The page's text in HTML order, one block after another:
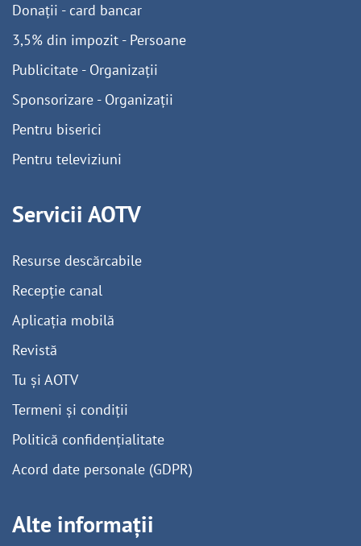
Donații - card bancar
3,5% din impozit - Persoane
Publicitate - Organizații
Sponsorizare - Organizații
Pentru biserici
Pentru televiziuni
Servicii AOTV
Resurse descărcabile
Recepție canal
Aplicația mobilă
Revistă
Tu și AOTV
Termeni și condiții
Politică confidențialitate
Acord date personale (GDPR)
Alte informații